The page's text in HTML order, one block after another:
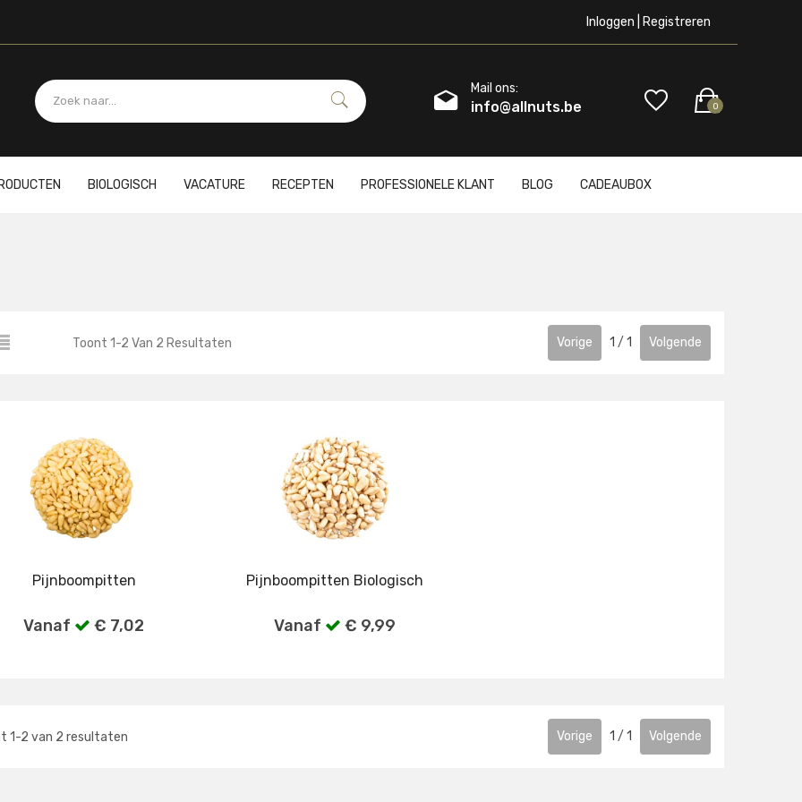
Inloggen | Registreren
Mail ons:
info@allnuts.be 0
BIOLOGISCH VACATURE RECEPTEN PROFESSIONELE KLANT BLOG CADEAUBOX
Toont 1-2 Van 2 Resultaten Vorige 1 / 1 Volgende
Pijnboompitten
Vanaf € 7,02
Pijnboompitten Biologisch
Vanaf € 9,99
1-2 van 2 resultaten Vorige 1 / 1 Volgende